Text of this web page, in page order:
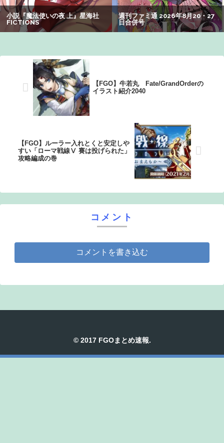
【悲報】女性「男への最大ダメージはこれ」←お前ら耐え
られる？
にも分からないｗｗｗｗ：26/08/08のニュース
【FGO】牛若丸 Fate/GrandOrderの
イラスト紹介2040
【FGO】ルーラー入れとくと安定しや
すい「ローマ戦線Ⅴ 賽は投げられた」
攻略編成の巻
コメント
コメントを書き込む
© 2017 FGOまとめ速報.